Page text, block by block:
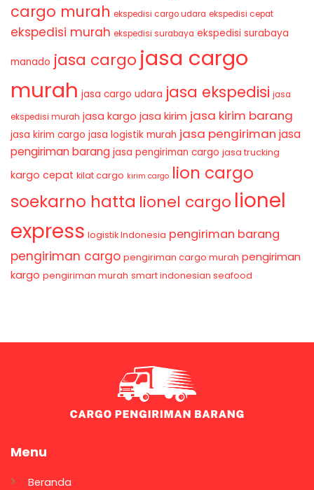
cargo murah ekspedisi cargo udara ekspedisi cepat
ekspedisi murah ekspedisi surabaya ekspedisi surabaya
manado jasa cargo jasa cargo
murah jasa cargo udara jasa ekspedisi jasa
ekspedisi murah jasa kargo jasa kirim jasa kirim barang
jasa kirim cargo jasa logistik murah jasa pengiriman jasa
pengiriman barang jasa pengiriman cargo jasa trucking
kargo cepat kilat cargo kirim cargo lion cargo
soekarno hatta lionel cargo lionel
express logistik Indonesia pengiriman barang
pengiriman cargo pengiriman cargo murah pengiriman
kargo pengiriman murah smart indonesian seafood
Menu
Beranda